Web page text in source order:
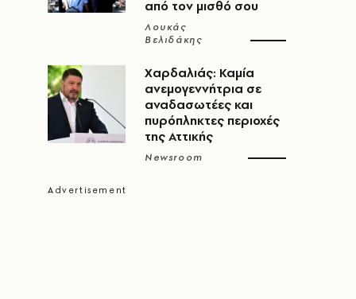
από τον μισθό σου
Λουκάς
Βελιδάκης
Χαρδαλιάς: Καμία
ανεμογεννήτρια σε
αναδασωτέες και
πυρόπληκτες περιοχές
της Αττικής
Newsroom